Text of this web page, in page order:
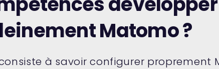
Matomo ?
à savoir configurer proprement